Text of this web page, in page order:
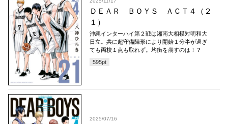
ＤＥＡＲ ＢＯＹＳ ＡＣＴ４（２
１）
沖縄インターハイ第２戦は湘南大相模対明和大
日立。共に超守備陣形により開始１分半が過ぎ
ても両校１点も取れず。均衡を崩すのは！？
595pt
2025/07/16